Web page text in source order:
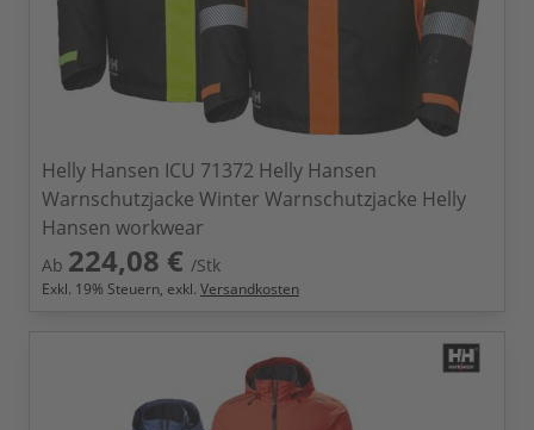
Helly Hansen ICU 71372 Helly Hansen
Warnschutzjacke Winter Warnschutzjacke Helly
Hansen workwear
Ab 224,08 € /Stk
Exkl. 19% Steuern, exkl. Versandkosten